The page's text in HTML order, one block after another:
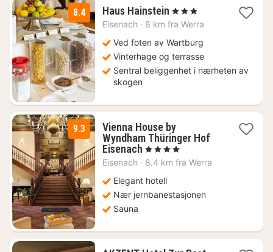
8.4 Haus Hainstein 2
netter
704
kr.
, 3 Stjerner
Eisenach · 8 km fra Werra
Ved foten av Wartburg
Vinterhage og terrasse
Sentral beliggenhet i nærheten av
skogen
9.3
Vienna House by
Wyndham Thüringer Hof
Eisenach 1
natt
996
kr.
, 4 Stjerner
Eisenach · 8.4 km fra Werra
Elegant hotell
Nær jernbanestasjonen
Sauna